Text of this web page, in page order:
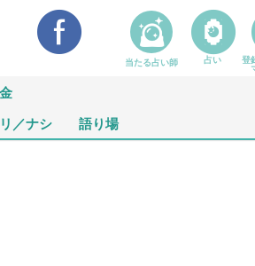
／ナシ 語り場
当たる占い師 占い
登